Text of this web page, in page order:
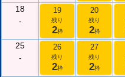
18
-
19
残り
2枠
20
残り
2枠
25
-
26
残り
2枠
27
残り
2枠